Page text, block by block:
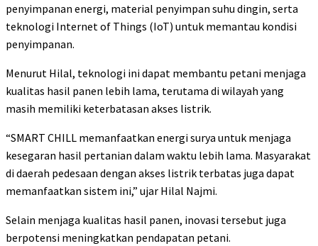
penyimpanan energi, material penyimpan suhu dingin, serta
teknologi Internet of Things (IoT) untuk memantau kondisi
penyimpanan.
Menurut Hilal, teknologi ini dapat membantu petani menjaga
kualitas hasil panen lebih lama, terutama di wilayah yang
masih memiliki keterbatasan akses listrik.
“SMART CHILL memanfaatkan energi surya untuk menjaga
kesegaran hasil pertanian dalam waktu lebih lama. Masyarakat
di daerah pedesaan dengan akses listrik terbatas juga dapat
memanfaatkan sistem ini,” ujar Hilal Najmi.
Selain menjaga kualitas hasil panen, inovasi tersebut juga
berpotensi meningkatkan pendapatan petani.